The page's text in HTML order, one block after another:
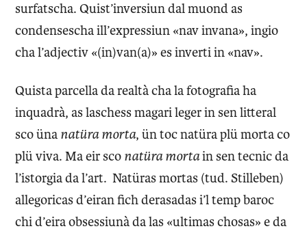
surfatscha. Quist’inversiun dal muond as
condensescha ill’expressiun «nav invana», ingio
cha l’adjectiv «(in)van(a)» es inverti in «nav».
Quista parcella da realtà cha la fotografia ha
inquadrà, as laschess magari leger in sen litteral
sco üna natüra morta, ün toc natüra plü morta co
plü viva. Ma eir sco natüra mortain sen tecnic da
l’istorgia da l’art. Natüras mortas (tud. Stilleben)
allegoricas d’eiran fich derasadas i’l temp baroc
chi d’eira obsessiunà da las «ultimas chosas» e da